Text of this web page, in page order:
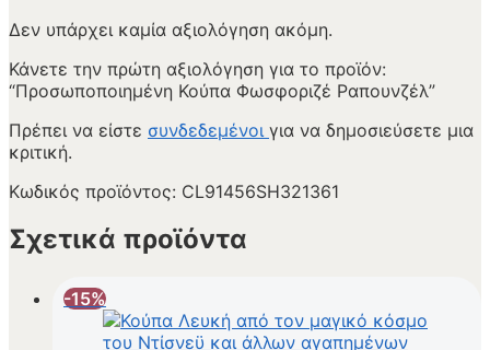
Δεν υπάρχει καμία αξιολόγηση ακόμη.
Κάνετε την πρώτη αξιολόγηση για το προϊόν:
“Προσωποποιημένη Κούπα Φωσφοριζέ Ραπουνζέλ”
Πρέπει να είστε συνδεδεμένοι για να δημοσιεύσετε μια
κριτική.
Κωδικός προϊόντος: CL91456SH321361
Σχετικά προϊόντα
-15%